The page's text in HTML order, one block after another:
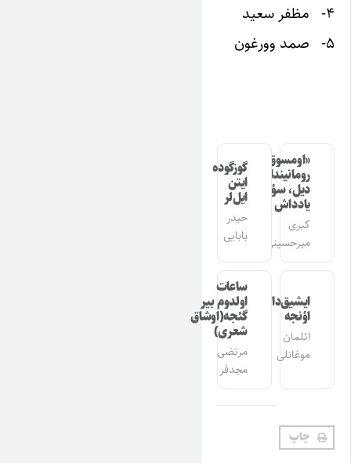
۴- مظفر سعید
۵- صمد وورغون
«اومسوق»
رومانیندا
دیل، سؤز،
یادداش
کبری
میرحسینی
گوزگوده
ایتن
ایل‌لر
حیدر
بابایی
ایشیق‌دان
اؤنجه
ائلمان
موغانلی
ساعات
اولدوم بیر
گئجه(اوشاق
شعری)
مرتضی
مجدفر
چاپ